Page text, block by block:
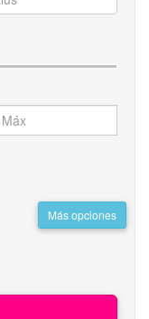
Más opciones